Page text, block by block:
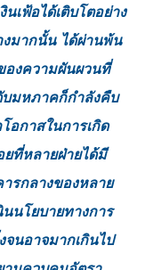
นเฟ้อได้เติบโตอย่าง
งมากนั้น ได้ผ่านพ้น
องความผันผวนที่
มหภาคก็กำลังคืบ
อกาสในการเกิด
ยที่หลายฝ่ายได้มี
รกลางของหลาย
นนโยบายทางการ
จนอาจมากเกินไป